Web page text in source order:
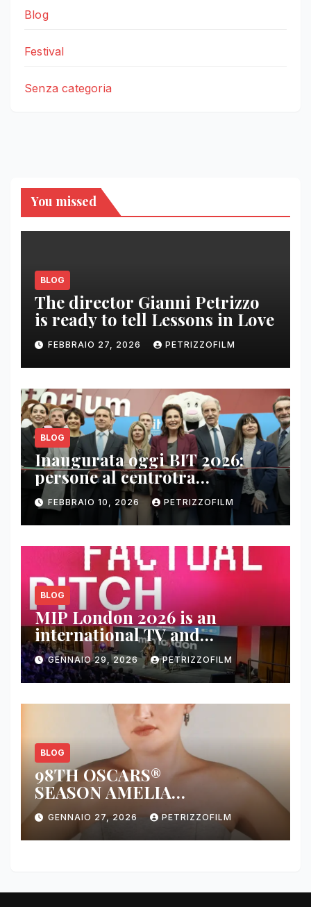
Blog
Festival
Senza categoria
You missed
BLOG
The director Gianni Petrizzo
is ready to tell Lessons in Love
FEBBRAIO 27, 2026 PETRIZZOFILM
BLOG
Inaugurata oggi BIT 2026:
persone al centrotra
contenuti, relazioni e business
FEBBRAIO 10, 2026 PETRIZZOFILM
BLOG
MIP London 2026 is an
international TV and
streaming content market
GENNAIO 29, 2026 PETRIZZOFILM
BLOG
98TH OSCARS®
SEASON AMELIA
DIMOLDENBERG RETURNS
FOR THIRD YEAR
GENNAIO 27, 2026 PETRIZZOFILM